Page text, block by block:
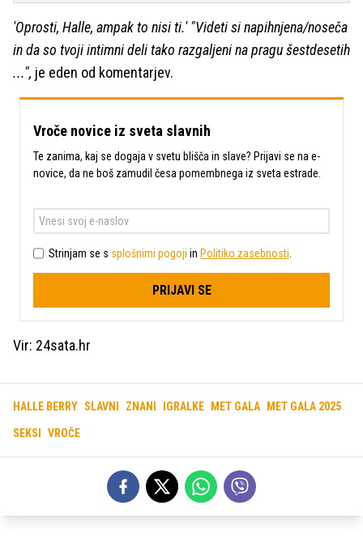
'Oprosti, Halle, ampak to nisi ti.' "Videti si napihnjena/noseča
in da so tvoji intimni deli tako razgaljeni na pragu šestdesetih
...", je eden od komentarjev.
Vroče novice iz sveta slavnih
Te zanima, kaj se dogaja v svetu blišča in slave? Prijavi se na e-
novice, da ne boš zamudil česa pomembnega iz sveta estrade.
Strinjam se s splošnimi pogoji in Politiko zasebnosti
PRIJAVI SE
Vir: 24sata.hr
HALLE BERRY SLAVNI ZNANI IGRALKE MET GALA MET GALA 2025
SEKSI VROČE